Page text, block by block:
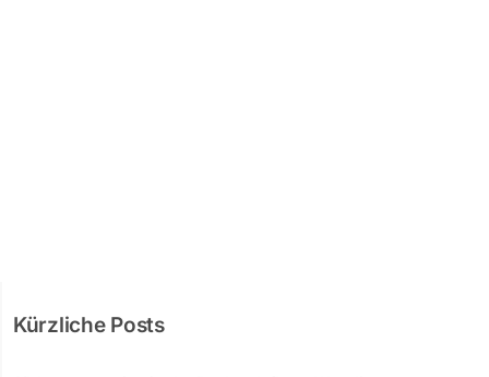
Kürzliche Posts